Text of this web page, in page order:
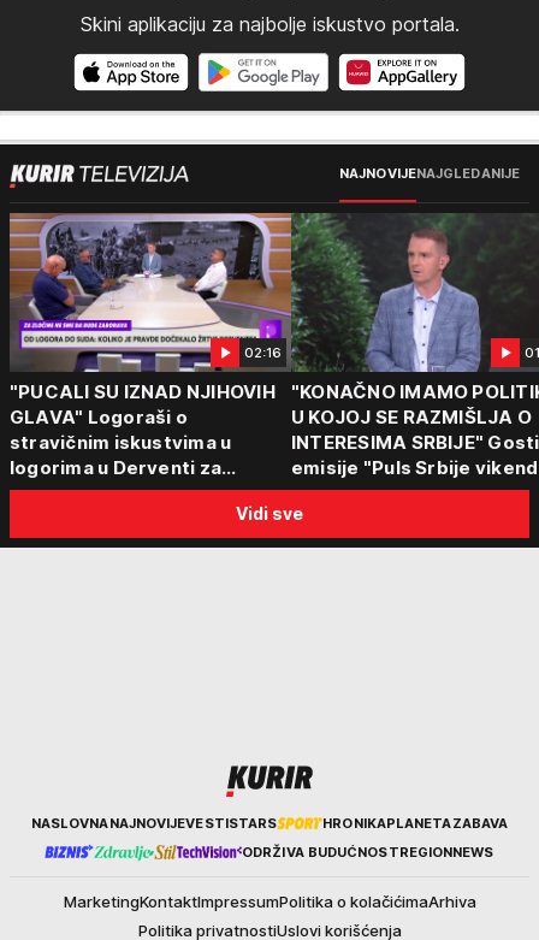
Skini aplikaciju za najbolje iskustvo portala.
NAJNOVIJENAJGLEDANIJE
02:16
"PUCALI SU IZNAD NJIHOVIH
GLAVA" Logoraši o
stravičnim iskustvima u
logorima u Derventi za
emisiju "Puls Srbije vikend":
tortura..."
"KONAČNO IMAMO
U KOJOJ SE RAZMIŠLJA O
INTERESIMA SRBIJE" Gosti
emisije "Puls Srbije
poseti Zelenskog
"Otvaraju se nova vrata"
Vidi sve
KurirNASLOVNANAJNOVIJEVESTISTARS HRONIKAPLANETAZABAVA
ODRŽIVA BUDUĆNOSTREGIONNEWS
MarketingKontaktImpressumPolitika o kolačićimaArhiva
Politika privatnostiUslovi korišćenja